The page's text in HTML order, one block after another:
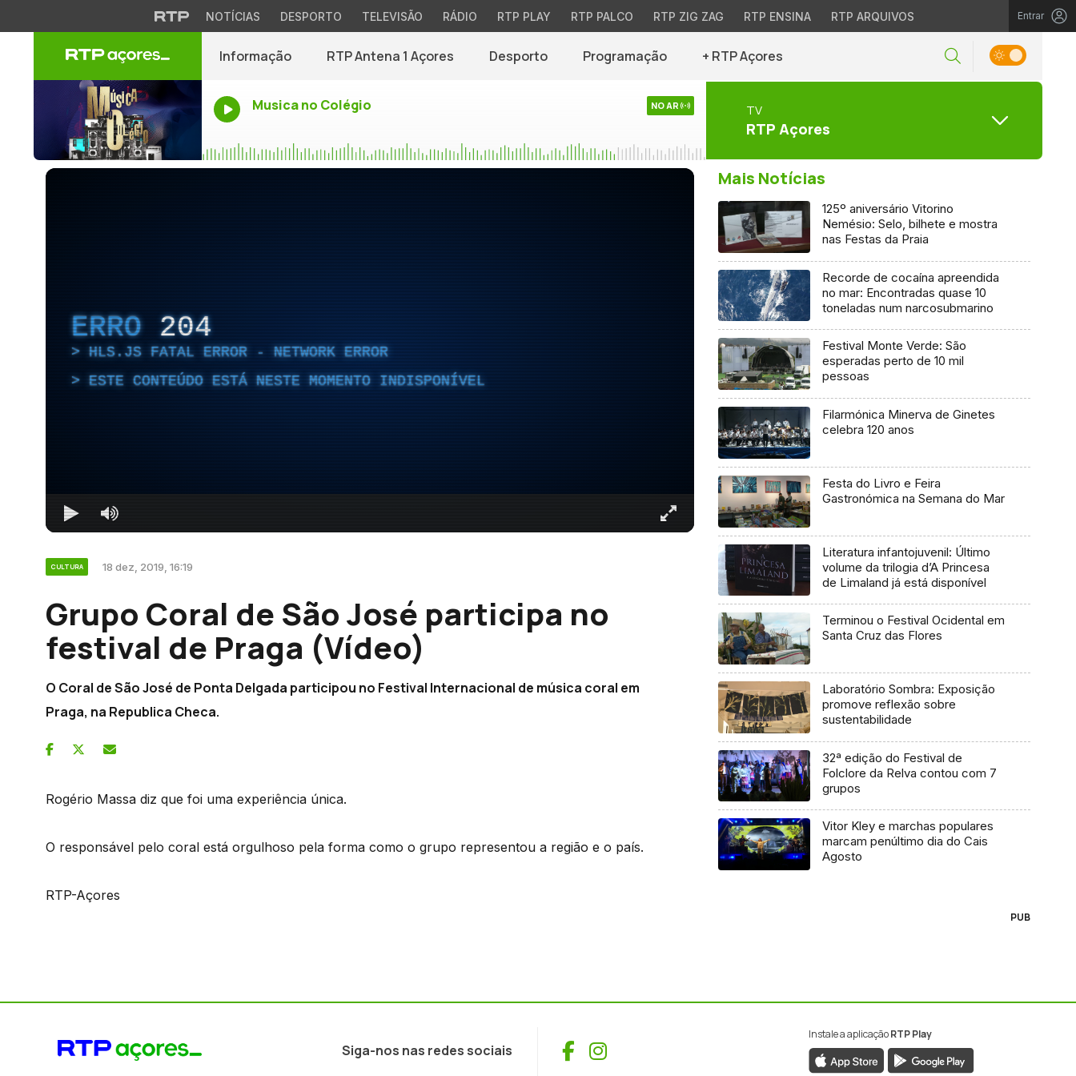
NOTÍCIAS DESPORTO TELEVISÃO RÁDIO RTP PLAY RTP PALCO RTP ZIG ZAG RTP ENSINA RTP ARQUIVOS Entrar
Informação RTP Antena 1 Açores Desporto Programação + RTP Açores
Musica no Colégio NO AR TV
RTP Açores
ERRO 204
HLS.JS FATAL ERROR - NETWORK ERROR
ESTE CONTEÚDO ESTÁ NESTE MOMENTO INDISPONÍVEL
CULTURA 18 dez, 2019, 16:19
Grupo Coral de São José participa no
festival de Praga (Vídeo)
O Coral de São José de Ponta Delgada participou no Festival Internacional de música coral em
Praga, na Republica Checa.
Rogério Massa diz que foi uma experiência única.
O responsável pelo coral está orgulhoso pela forma como o grupo representou a região e o país.
RTP-Açores
Mais Notícias
125º aniversário Vitorino
Nemésio: Selo, bilhete e mostra
nas Festas da Praia
Recorde de cocaína apreendida
no mar: Encontradas quase 10
toneladas num narcosubmarino
Festival Monte Verde: São
esperadas perto de 10 mil
pessoas
Filarmónica Minerva de Ginetes
celebra 120 anos
Festa do Livro e Feira
Gastronómica na Semana do Mar
Literatura infantojuvenil: Último
volume da trilogia d’A Princesa
de Limaland já está disponível
Terminou o Festival Ocidental em
Santa Cruz das Flores
Laboratório Sombra: Exposição
promove reflexão sobre
sustentabilidade
32ª edição do Festival de
Folclore da Relva contou com 7
grupos
Vitor Kley e marchas populares
marcam penúltimo dia do Cais
Agosto
PUB
Siga-nos nas redes sociais Facebook
Instagram
Instale a aplicaçãoRTP Play